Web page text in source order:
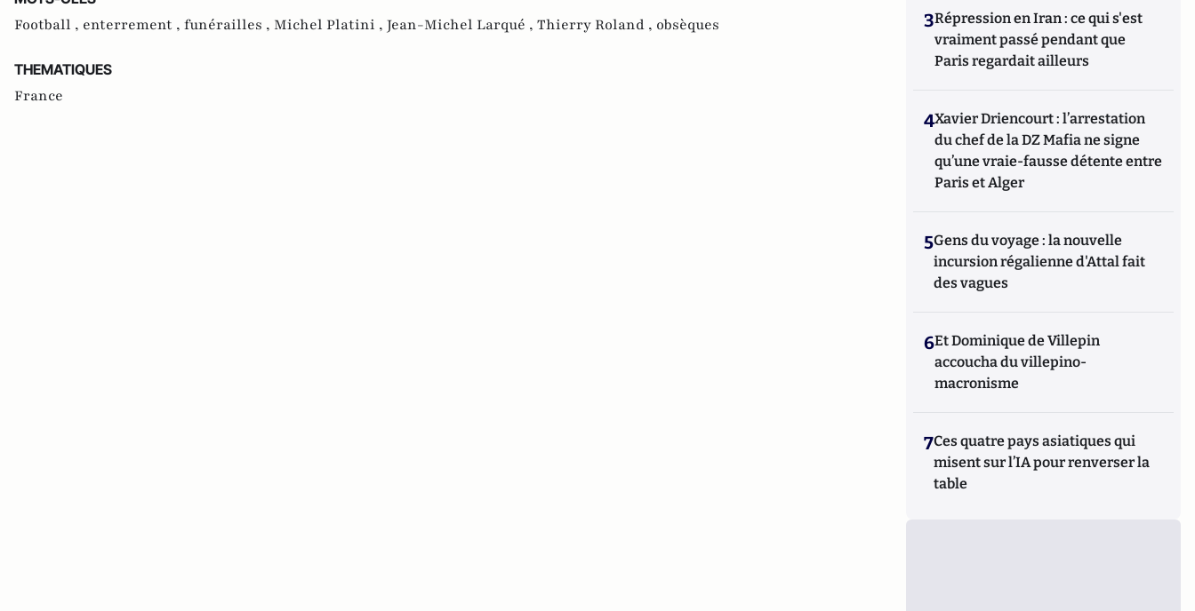
Football , enterrement , funérailles , Michel Platini , Jean-Michel Larqué , Thierry Roland , obsèques
THEMATIQUES
France
3Répression en Iran : ce qui s'est
vraiment passé pendant que
Paris regardait ailleurs
4Xavier Driencourt : l’arrestation
du chef de la DZ Mafia ne signe
qu’une vraie-fausse détente entre
Paris et Alger
5Gens du voyage : la nouvelle
incursion régalienne d'Attal fait
des vagues
6Et Dominique de Villepin
accoucha du villepino-
macronisme
7Ces quatre pays asiatiques qui
misent sur l’IA pour renverser la
table